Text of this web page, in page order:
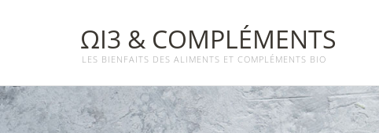
ΩΙ3 & COMPLÉMENTS
LES BIENFAITS DES ALIMENTS ET COMPLÉMENTS BIO